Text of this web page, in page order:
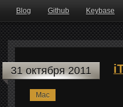
Blog Github Keybase
31 октября 2011
Mac